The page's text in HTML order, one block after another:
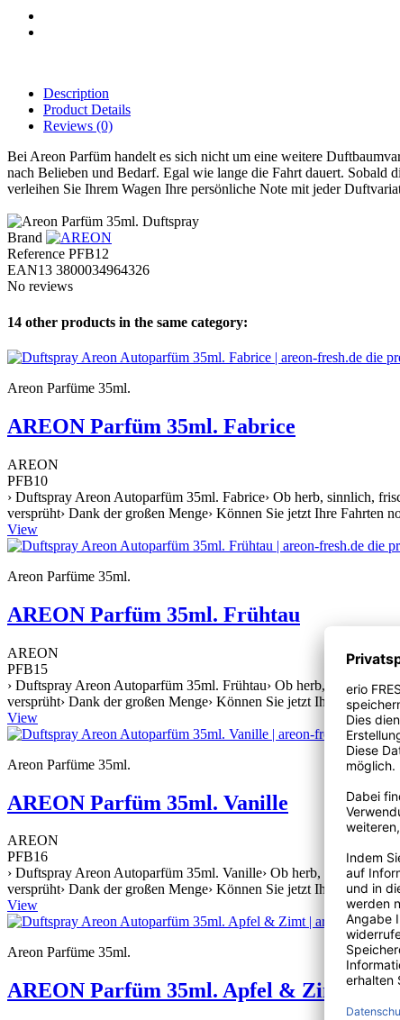
Description
Product Details
Reviews (0)
Bei Areon Parfüm handelt es sich nicht um eine weitere
nach Belieben und Bedarf. Egal wie lange die Fahrt dauert. Sobald
verleihen Sie Ihrem Wagen Ihre persönliche Note mit jeder
Brand
Reference PFB12
EAN13 3800034964326
No reviews
14 other products in the same category:
Areon Parfüme 35ml.
AREON Parfüm 35ml. Fabrice
AREON
PFB10
› Duftspray Areon Autoparfüm 35ml. Fabrice› Ob herb, sinnlich,
versprüht› Dank der großen Menge› Können Sie jetzt Ihre Fahrten
View
Areon Parfüme 35ml.
AREON Parfüm 35ml. Frühtau
AREON
PFB15
› Duftspray Areon Autoparfüm 35ml. Frühtau› Ob herb, sinnlich,
versprüht› Dank der großen Menge› Können Sie jetzt Ihre
View
Areon Parfüme 35ml.
AREON Parfüm 35ml. Vanille
AREON
PFB16
› Duftspray Areon Autoparfüm 35ml. Vanille› Ob herb, sinnlich,
versprüht› Dank der großen Menge› Können Sie jetzt Ihre Fahrten
View
Areon Parfüme 35ml.
AREON Parfüm 35ml. Apfel & Zimt